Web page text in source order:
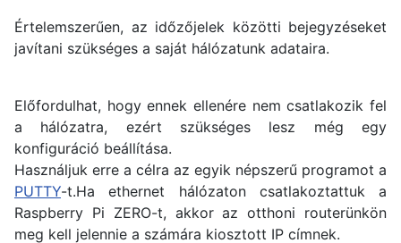
Értelemszerűen, az időzőjelek közötti bejegyzéseket
javítani szükséges a saját hálózatunk adataira.
Előfordulhat, hogy ennek ellenére nem csatlakozik fel
a hálózatra, ezért szükséges lesz még egy
konfiguráció beállítása.
Használjuk erre a célra az egyik népszerű programot a
PUTTY-t.Ha ethernet hálózaton csatlakoztattuk a
Raspberry Pi ZERO-t, akkor az otthoni routerünkön
meg kell jelennie a számára kiosztott IP címnek.